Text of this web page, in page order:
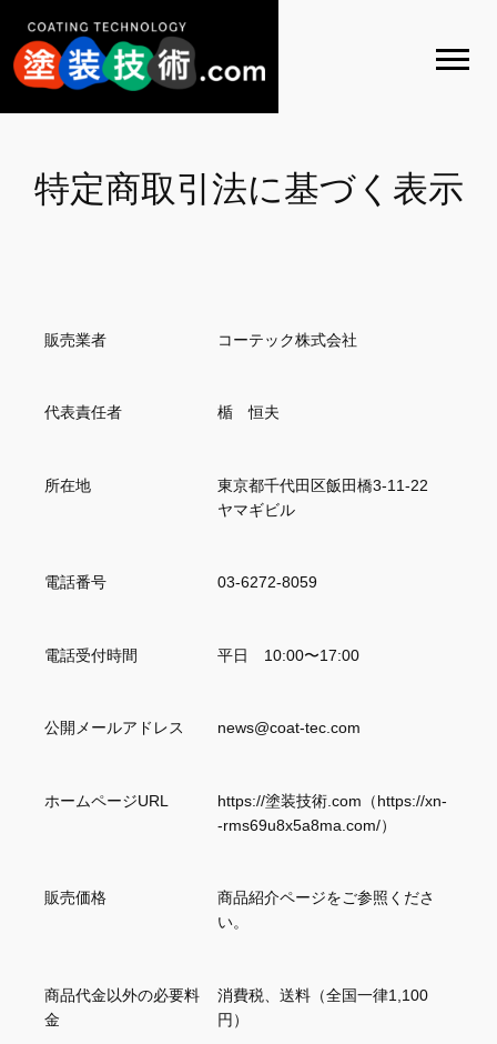
を
特定商取引法に基づく表示
販売業者 コーテック株式会社
代表責任者 楯 恒夫
所在地
東京都千代田区飯田橋3-11-22
ヤマギビル
電話番号 03-6272-8059
電話受付時間 平日 10:00〜17:00
公開メールアドレス news@coat-tec.com
ホームページURL
https://塗装技術.com（https://xn-
-rms69u8x5a8ma.com/）
販売価格
商品紹介ページをご参照くださ
い。
商品代金以外の必要料
金
消費税、送料（全国一律1,100
円）